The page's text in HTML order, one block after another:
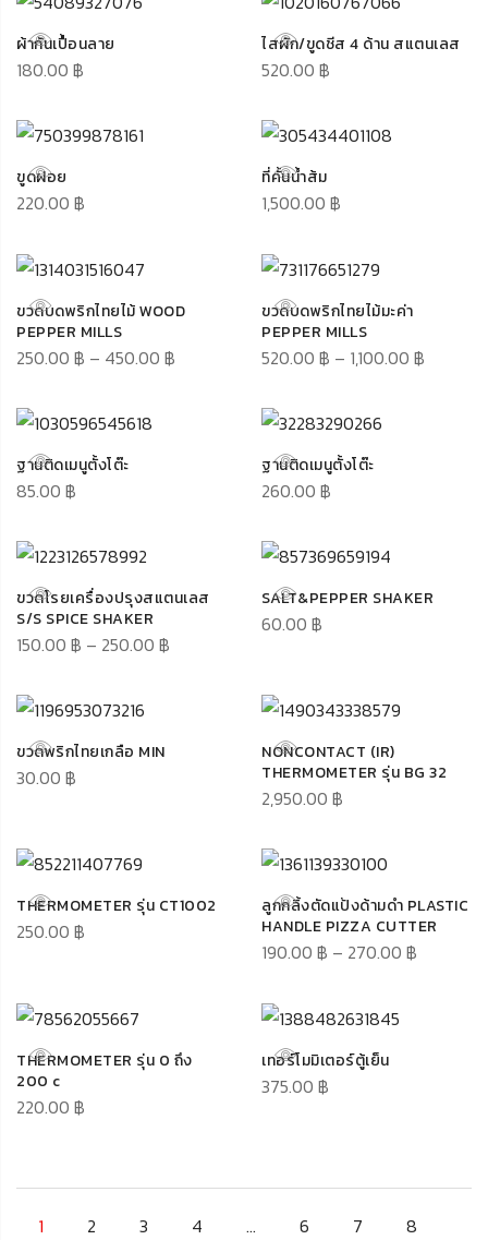
ผ้ากันเปื้อนลาย
180.00 ฿
ไสผัก/ขูดชีส 4 ด้าน สแตนเลส
520.00 ฿
ขูดฝอย
220.00 ฿
ที่คั้นนํ้าส้ม
1,500.00 ฿
ขวดบดพริกไทยไม้ WOOD
PEPPER MILLS
250.00 ฿ – 450.00 ฿
ขวดบดพริกไทยไม้มะค่า
PEPPER MILLS
520.00 ฿ – 1,100.00 ฿
ฐานติดเมนูตั้งโต๊ะ
85.00 ฿
ฐานติดเมนูตั้งโต๊ะ
260.00 ฿
ขวดโรยเครื่องปรุงสแตนเลส
S/S SPICE SHAKER
150.00 ฿ – 250.00 ฿
SALT&PEPPER SHAKER
60.00 ฿
ขวดพริกไทยเกลือ MIN
30.00 ฿
NONCONTACT (IR)
THERMOMETER รุ่น BG 32
2,950.00 ฿
THERMOMETER รุ่น CT1002
250.00 ฿
ลูกกลิ้งตัดแป้งด้ามดำ PLASTIC
HANDLE PIZZA CUTTER
190.00 ฿ – 270.00 ฿
THERMOMETER รุ่น 0 ถึง
200 c
220.00 ฿
เทอร์โมมิเตอร์ตู้เย็น
375.00 ฿
1 2 3 4 … 6 7
8